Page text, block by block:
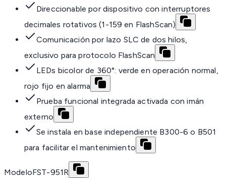
Direccionable por dispositivo con interruptores
decimales rotativos (1-159 en FlashScan)
Comunicación por lazo SLC de dos hilos,
exclusivo para protocolo FlashScan
LEDs bicolor de 360°: verde en operación normal,
rojo fijo en alarma
Prueba funcional integrada activada con imán
externo
Se instala en base independiente B300-6 o B501
para facilitar el mantenimiento
ModeloFST-951R